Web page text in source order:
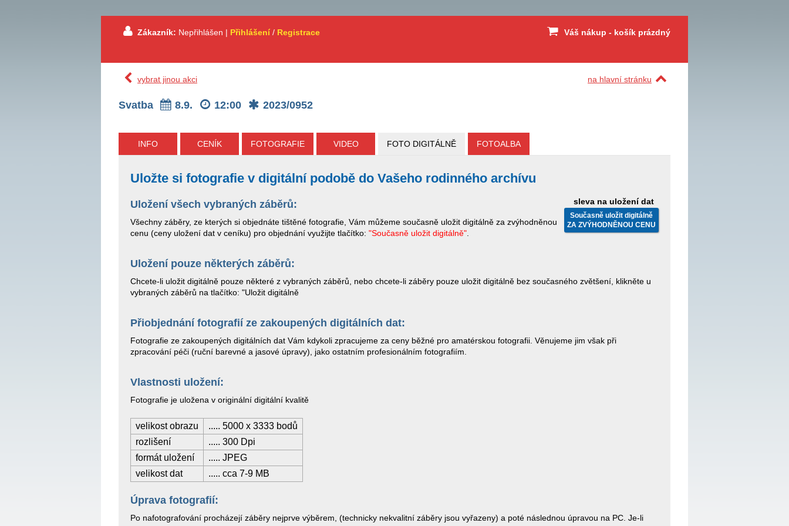
Zákazník: Nepřihlášen | Přihlášení/ Registrace Váš nákup - košík prázdný
vybrat jinou akci na hlavní stránku
Svatba 8.9. 12:00 2023/0952
INFO CENÍK FOTOGRAFIE VIDEO FOTO DIGITÁLNĚ FOTOALBA
Uložte si fotografie v digitální podobě do Vašeho rodinného archívu
sleva na uložení dat
Současně uložit digitálně
ZA ZVÝHODNĚNOU CENU
Uložení všech vybraných záběrů:
Všechny záběry, ze kterých si objednáte tištěné fotografie, Vám můžeme současně uložit digitálně za zvýhodněnou
cenu (ceny uložení dat v ceníku) pro objednání využijte tlačítko: "Současně uložit digitálně"
Uložení pouze některých záběrů:
Chcete-li uložit digitálně pouze některé z vybraných záběrů, nebo chcete-li záběry pouze uložit digitálně bez současného zvětšení, klikněte u
vybraných záběrů na tlačítko: "Uložit digitálně
Přiobjednání fotografií ze zakoupených digitálních dat:
Fotografie ze zakoupených digitálních dat Vám kdykoli zpracujeme za ceny běžné pro amatérskou fotografii. Věnujeme jim však při
zpracování péči (ruční barevné a jasové úpravy), jako ostatním profesionálním fotografiím.
Vlastnosti uložení:
Fotografie je uložena v originální digitální kvalitě
velikost obrazu
..... 5000 x 3333 bodů
rozlišení
..... 300 Dpi
formát uložení
..... JPEG
velikost dat
..... cca 7-9 MB
Úprava fotografií:
Po nafotografování procházejí záběry nejprve výběrem, (technicky nekvalitní záběry jsou vyřazeny) a poté následnou úpravou na PC. Je-li